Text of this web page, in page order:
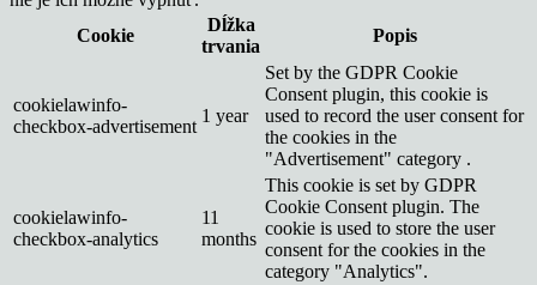
Cookie
Dĺžka
trvania
Popis
cookielawinfo-
checkbox-advertisement
1 year
Set by the GDPR Cookie
Consent plugin, this cookie is
used to record the user consent for
the cookies in the
"Advertisement" category .
cookielawinfo-
checkbox-analytics
11
months
This cookie is set by GDPR
Cookie Consent plugin. The
cookie is used to store the user
consent for the cookies in the
category "Analytics".